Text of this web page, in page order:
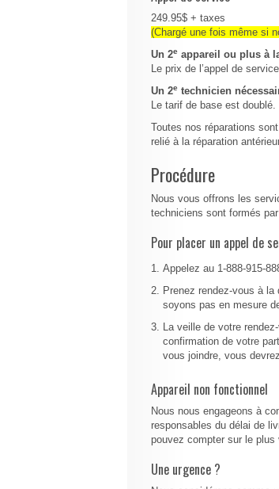
249.95$ + taxes
(Chargé une fois même si
Un 2e appareil ou plus à
Le prix de l’appel de
Un 2e technicien
Le tarif de base est
Toutes nos réparations
relié à la réparation
Procédure
Nous vous offrons les
techniciens sont formés
Pour placer un appel de
Appelez au 1-888-915-
Prenez rendez-vous à
soyons pas en mesure
La veille de votre
confirmation de votre
vous joindre, vous
Appareil non fonctionnel
Nous nous engageons à
responsables du délai de
pouvez compter sur le
Une urgence ?